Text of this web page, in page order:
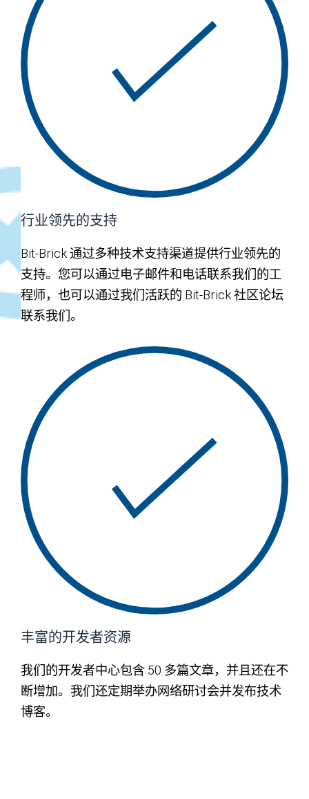
行业领先的支持
Bit-Brick 通过多种技术支持渠道提供行业领先的
支持。您可以通过电子邮件和电话联系我们的工
程师，也可以通过我们活跃的 Bit-Brick 社区论坛
联系我们。
丰富的开发者资源
我们的开发者中心包含 50 多篇文章，并且还在不
断增加。我们还定期举办网络研讨会并发布技术
博客。